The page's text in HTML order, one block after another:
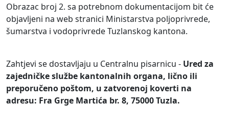
Obrazac broj 2. sa potrebnom dokumentacijom bit će
objavljeni na web stranici Ministarstva poljoprivrede,
šumarstva i vodoprivrede Tuzlanskog kantona.
Zahtjevi se dostavljaju u Centralnu pisarnicu - Ured za
zajedničke službe kantonalnih organa, lično ili
preporučeno poštom, u zatvorenoj koverti na
adresu: Fra Grge Martića br. 8, 75000 Tuzla.